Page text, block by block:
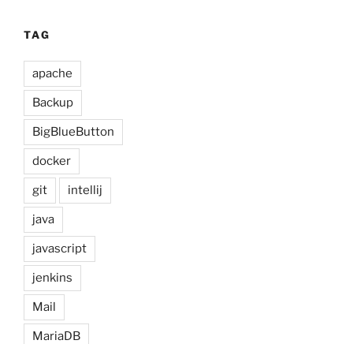
TAG
apache
Backup
BigBlueButton
docker
git intellij
java
javascript
jenkins
Mail
MariaDB